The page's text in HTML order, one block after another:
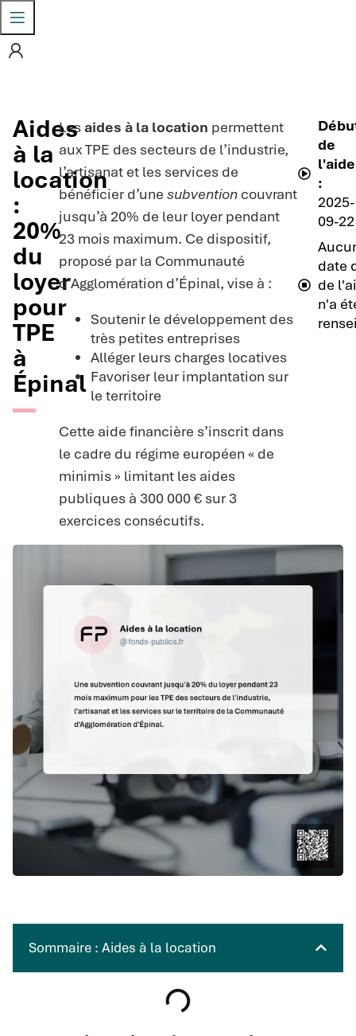
Aides
à la
location
:
20%
du
loyer
pour
TPE
à
Épinal
Les aides à la location permettent
aux TPE des secteurs de l’industrie,
l’artisanat et les services de
bénéficier d’une subventioncouvrant
jusqu’à 20% de leur loyer pendant
23 mois maximum. Ce dispositif,
proposé par la Communauté
d’Agglomération d’Épinal, vise à :
Soutenir le développement des
très petites entreprises
Alléger leurs charges locatives
Favoriser leur implantation sur
le territoire
Cette aide financière s’inscrit dans
le cadre du régime européen « de
minimis » limitant les aides
publiques à 300 000 € sur 3
exercices consécutifs.
de
l'aide
:
2025-
09-22
date
de
n'a
Sommaire : Aides à la location